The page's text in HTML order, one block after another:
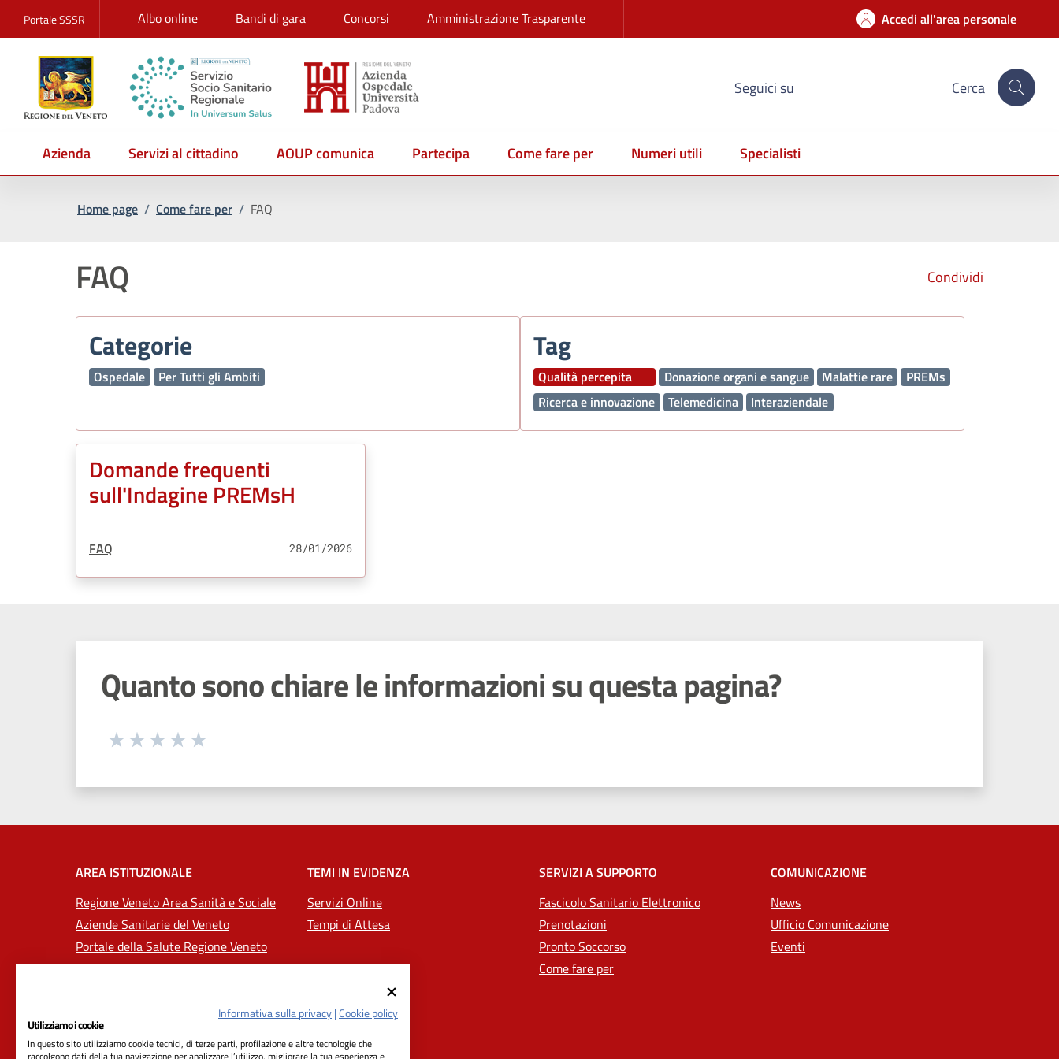
Portale SSSR Albo online Bandi di gara Concorsi Amministrazione Trasparente Accedi all'area personale
Seguici su Cerca
Azienda Servizi al cittadino AOUP comunica Partecipa Come fare per Numeri utili Specialisti
Home page / Come fare per / FAQ
Condividi
FAQ
Categorie
Ospedale Per Tutti gli Ambiti
Tag
Qualità percepita Donazione organi e sangue Malattie rare
PREMs
Ricerca e innovazione
Telemedicina Interaziendale
Domande frequenti
sull'Indagine PREMsH
Tipo Contenuto:
FAQ 28/01/2026
Quanto sono chiare le informazioni su questa pagina?
Seleziona una valutazione da 1 a 5 stelle
AREA ISTITUZIONALE
Regione Veneto Area Sanità e Sociale
Aziende Sanitarie del Veneto
Portale della Salute Regione Veneto
Università di Padova
TEMI IN EVIDENZA
Servizi Online
Tempi di Attesa
SERVIZI A SUPPORTO
Fascicolo Sanitario Elettronico
Prenotazioni
Pronto Soccorso
Come fare per
COMUNICAZIONE
News
Ufficio Comunicazione
Eventi
Informativa sulla privacy|Cookie policy
Utilizziamo i cookie
In questo sito utilizziamo cookie tecnici, di terze parti, profilazione e altre tecnologie che